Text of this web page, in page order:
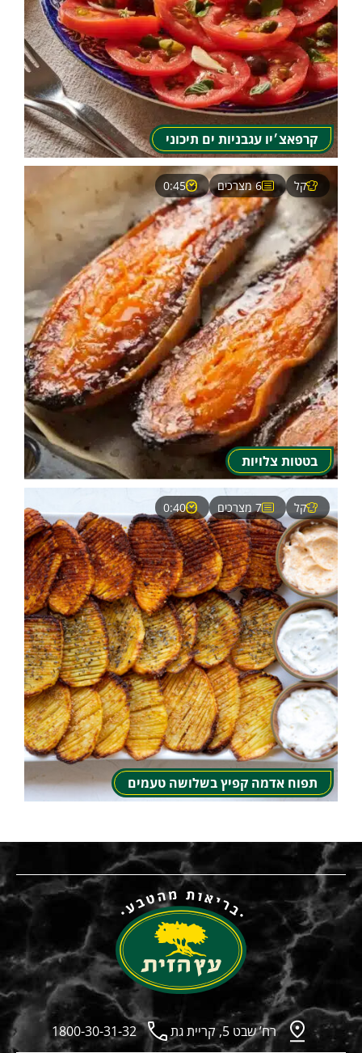
קרפאצ׳יו עגבניות ים תיכוני
בטטות צלויות
קל 6 מצרכים 0:45
תפוח אדמה קפיץ בשלושה טעמים
קל 7 מצרכים 0:40
רח’ שבט 5, קריית גת 1800-30-31-32